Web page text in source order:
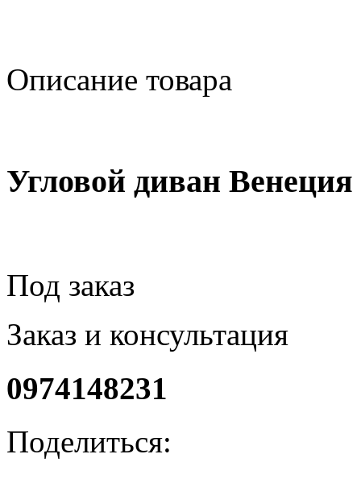
Описание товара
Угловой диван Венеция
Под заказ
Заказ и консультация
0974148231
Поделиться: